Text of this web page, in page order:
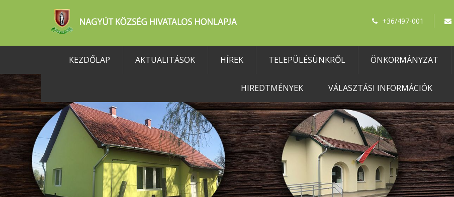
+36/497-001
KEZDŐLAP AKTUALITÁSOK HÍREK TELEPÜLÉSÜNKRŐL ÖNKORMÁNYZAT
HIREDTMÉNYEK VÁLASZTÁSI INFORMÁCIÓK